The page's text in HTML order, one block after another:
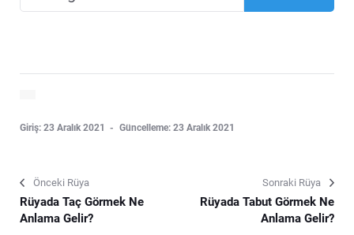
Giriş: 23 Aralık 2021 Güncelleme: 23 Aralık 2021
Önceki Rüya
Rüyada Taç Görmek Ne
Anlama Gelir?
Sonraki Rüya
Rüyada Tabut Görmek Ne
Anlama Gelir?